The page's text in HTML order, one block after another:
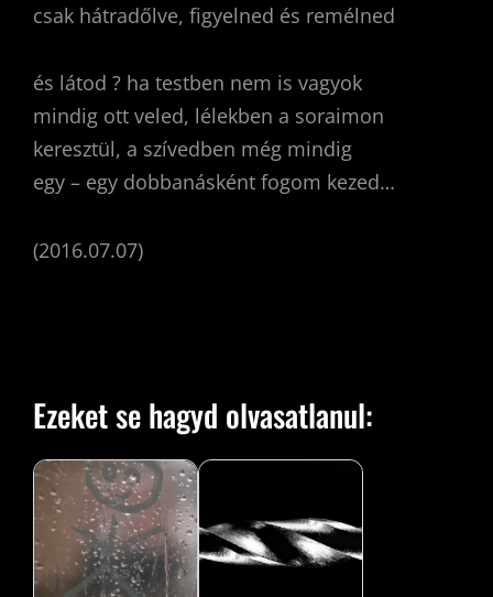
csak hátradőlve, figyelned és remélned
és látod ? ha testben nem is vagyok
mindig ott veled, lélekben a soraimon
keresztül, a szívedben még mindig
egy – egy dobbanásként fogom kezed…
(2016.07.07)
Ezeket se hagyd olvasatlanul: